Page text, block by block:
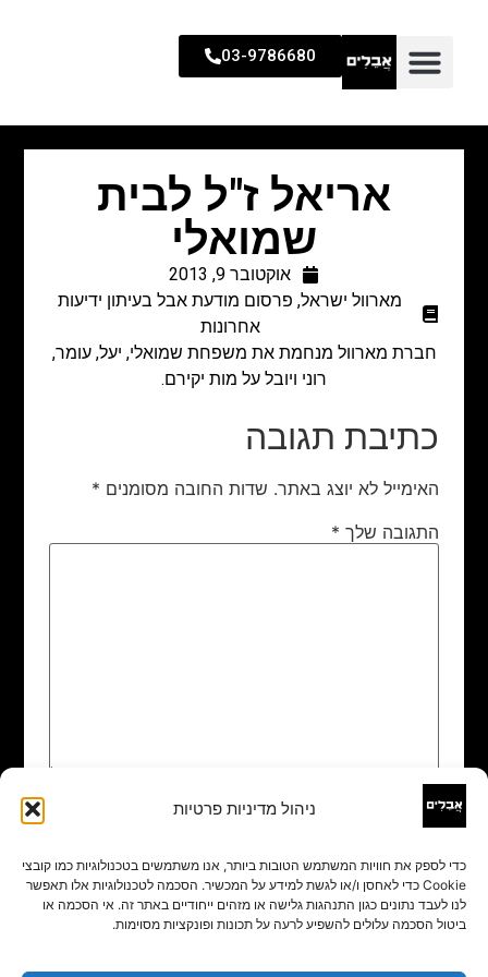
ניהול מדיניות פרטיות
כדי לספק את חוויות המשתמש הטובות ביותר, אנו משתמשים בטכנולוגיות כמו קובצי
Cookie כדי לאחסן ו/או לגשת למידע על המכשיר. הסכמה לטכנולוגיות אלו תאפשר
לנו לעבד נתונים כגון התנהגות גלישה או מזהים ייחודיים באתר זה. אי הסכמה או
ביטול הסכמה עלולים להשפיע לרעה על תכונות ופונקציות מסוימות.
03-9786680
אריאל ז"ל לבית
שמואלי
אוקטובר 9, 2013
מארוול ישראל, פרסום מודעת אבל בעיתון ידיעות
אחרונות
חברת מארוול מנחמת את משפחת שמואלי, יעל, עומר,
רוני ויובל על מות יקירם.
כתיבת תגובה
האימייל לא יוצג באתר. שדות החובה מסומנים *
התגובה שלך *
שם
אימייל*